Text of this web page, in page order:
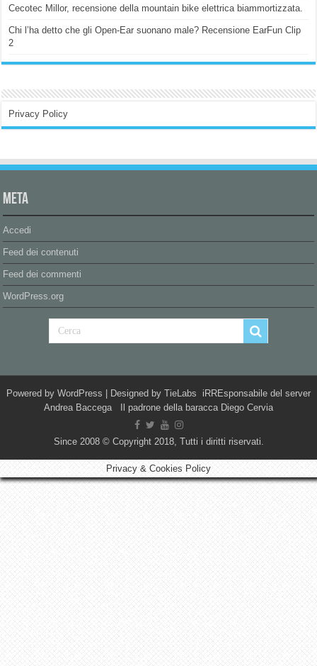
Cecotec Millor, recensione della mountain bike elettrica biammortizzata.
Chi l’ha detto che gli Open-Ear suonano male? Recensione EarFun Clip
2
Privacy Policy
Meta
Accedi
Feed dei contenuti
Feed dei commenti
WordPress.org
Powered by WordPress | Designed by TieLabs iRREsponsabile del server
Andrea Baccega Il padrone della baracca Diego Cervia
Since 2008 © Copyright 2018, Tutti i diritti riservati.
Privacy & Cookies Policy